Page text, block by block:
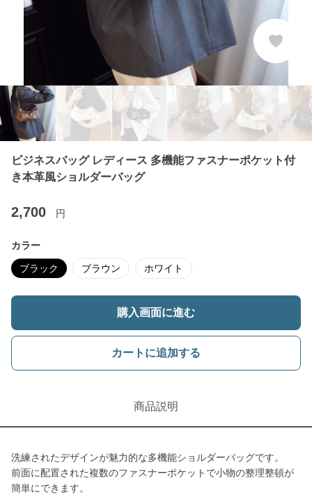
ビジネスバッグ レディース 多機能ファスナーポケット付
き本革風ショルダーバッグ
2,700 円
カラー
ブラック ブラウン ホワイト
購入画面に進む
カートに追加する
商品説明
洗練されたデザインが魅力的な多機能ショルダーバッグです。
前面に配置された複数のファスナーポケットで小物の整理整頓が
簡単にできます。